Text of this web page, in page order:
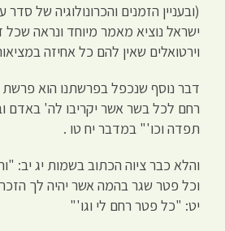
(ובעניין הזמנים והכרונולוגיה של
ישראל נוציא מאמר מיוחד ונראה שכל
וירטואלים שאין להם כל אחיזה
דבר נוסף שנכפל בפרשתנו הוא פרשת
רחם לכל בשר אשר יקריבו לה' באדם
תפדה וכו'" במדבר יח טו .
והלא כבר ציוה הכתוב בשמות יג יב:
וכל פטר שגר בהמה אשר יהיה לך
יט: "כל פטר רחם לי וגו'"